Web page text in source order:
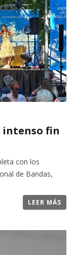
intenso fin
con los
de Bandas,
LEER MÁS